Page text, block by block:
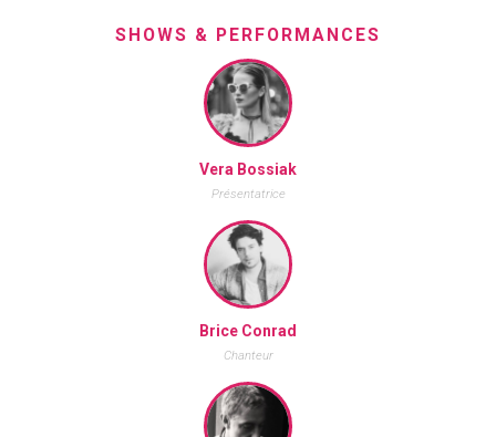
SHOWS & PERFORMANCES
Vera Bossiak
Présentatrice
Brice Conrad
Chanteur